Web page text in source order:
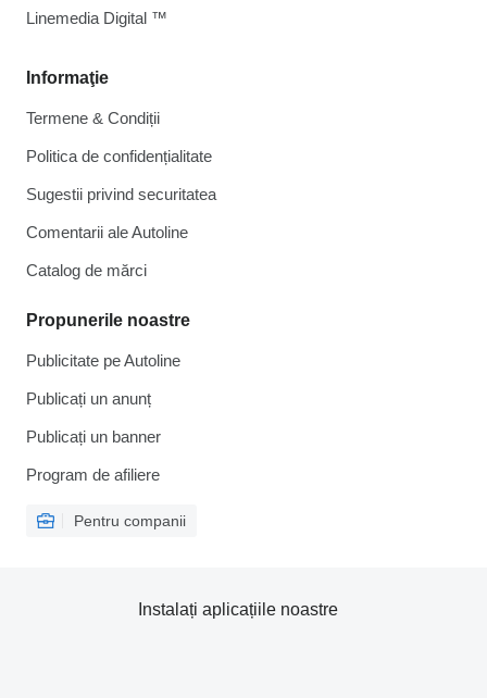
Informaţie
Termene & Condiții
Politica de confidențialitate
Sugestii privind securitatea
Comentarii ale Autoline
Catalog de mărcі
Propunerile noastre
Publicitate pe Autoline
Publicați un anunț
Publicați un banner
Program de afiliere
Pentru companii
Linemedia Digital ™
Instalați aplicațiile noastre